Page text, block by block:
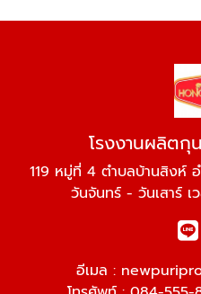
โรงงานผลิตกุ
119 หมู่ที่ 4 ตำบลบ้านสิงห์ อ
วันจันทร์ - วันเสาร์
อีเมล :